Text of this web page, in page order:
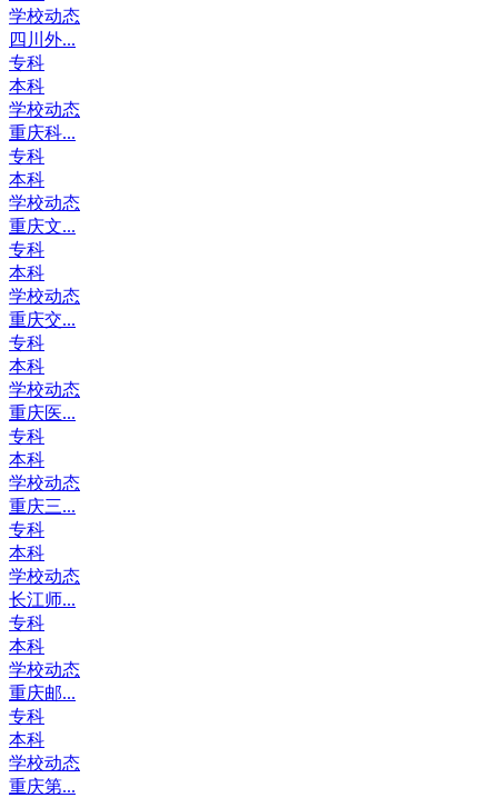
学校动态
四川外...
专科
本科
学校动态
重庆科...
专科
本科
学校动态
重庆文...
专科
本科
学校动态
重庆交...
专科
本科
学校动态
重庆医...
专科
本科
学校动态
重庆三...
专科
本科
学校动态
长江师...
专科
本科
学校动态
重庆邮...
专科
本科
学校动态
重庆第...